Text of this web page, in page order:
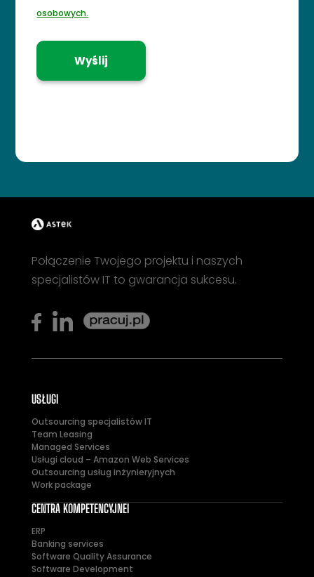
osobowych.
Połączenie Twojego projektu i naszych
specjalistów IT to gwarancja sukcesu.
USŁUGI
Outsourcing specjalistów IT
Team Leasing
Managed Services
Usługi cloud – Amazon Web Services
Outsourcing usług inżynieryjnych
Work package
CENTRA KOMPETENCYJNEI
ERP
Banking services
Software Quality Assurance
Software Development